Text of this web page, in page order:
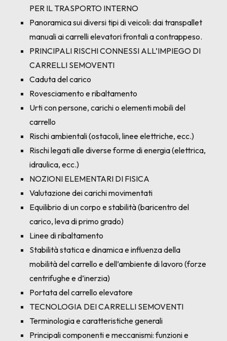
PER IL TRASPORTO INTERNO
Panoramica sui diversi tipi di veicoli: dai transpallet
manuali ai carrelli elevatori frontali a contrappeso.
PRINCIPALI RISCHI CONNESSI ALL’IMPIEGO DI
CARRELLI SEMOVENTI
Caduta del carico
Rovesciamento e ribaltamento
Urti con persone, carichi o elementi mobili del
carrello
Rischi ambientali (ostacoli, linee elettriche, ecc.)
Rischi legati alle diverse forme di energia (elettrica,
idraulica, ecc.)
NOZIONI ELEMENTARI DI FISICA
Valutazione dei carichi movimentati
Equilibrio di un corpo e stabilità (baricentro del
carico, leva di primo grado)
Linee di ribaltamento
Stabilità statica e dinamica e influenza della
mobilità del carrello e dell’ambiente di lavoro (forze
centrifughe e d’inerzia)
Portata del carrello elevatore
TECNOLOGIA DEI CARRELLI SEMOVENTI
Terminologia e caratteristiche generali
Principali componenti e meccanismi: funzioni e